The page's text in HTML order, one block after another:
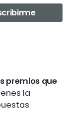
premios que
la